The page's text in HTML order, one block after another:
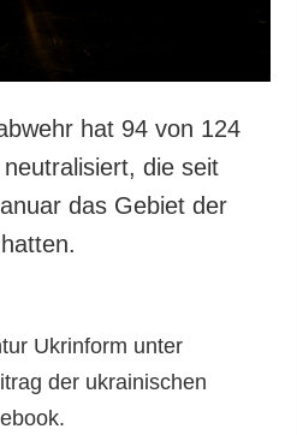
hat 94 von 124
die seit
das Gebiet der
Ukrinform unter
der ukrainischen